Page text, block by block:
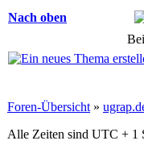
Nach oben
Foren-Übersicht »
Alle Zeiten sind UTC + 1